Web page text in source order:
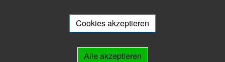
Ihnen beratend zur Seite.Cookies akzeptieren
Alle akzeptieren